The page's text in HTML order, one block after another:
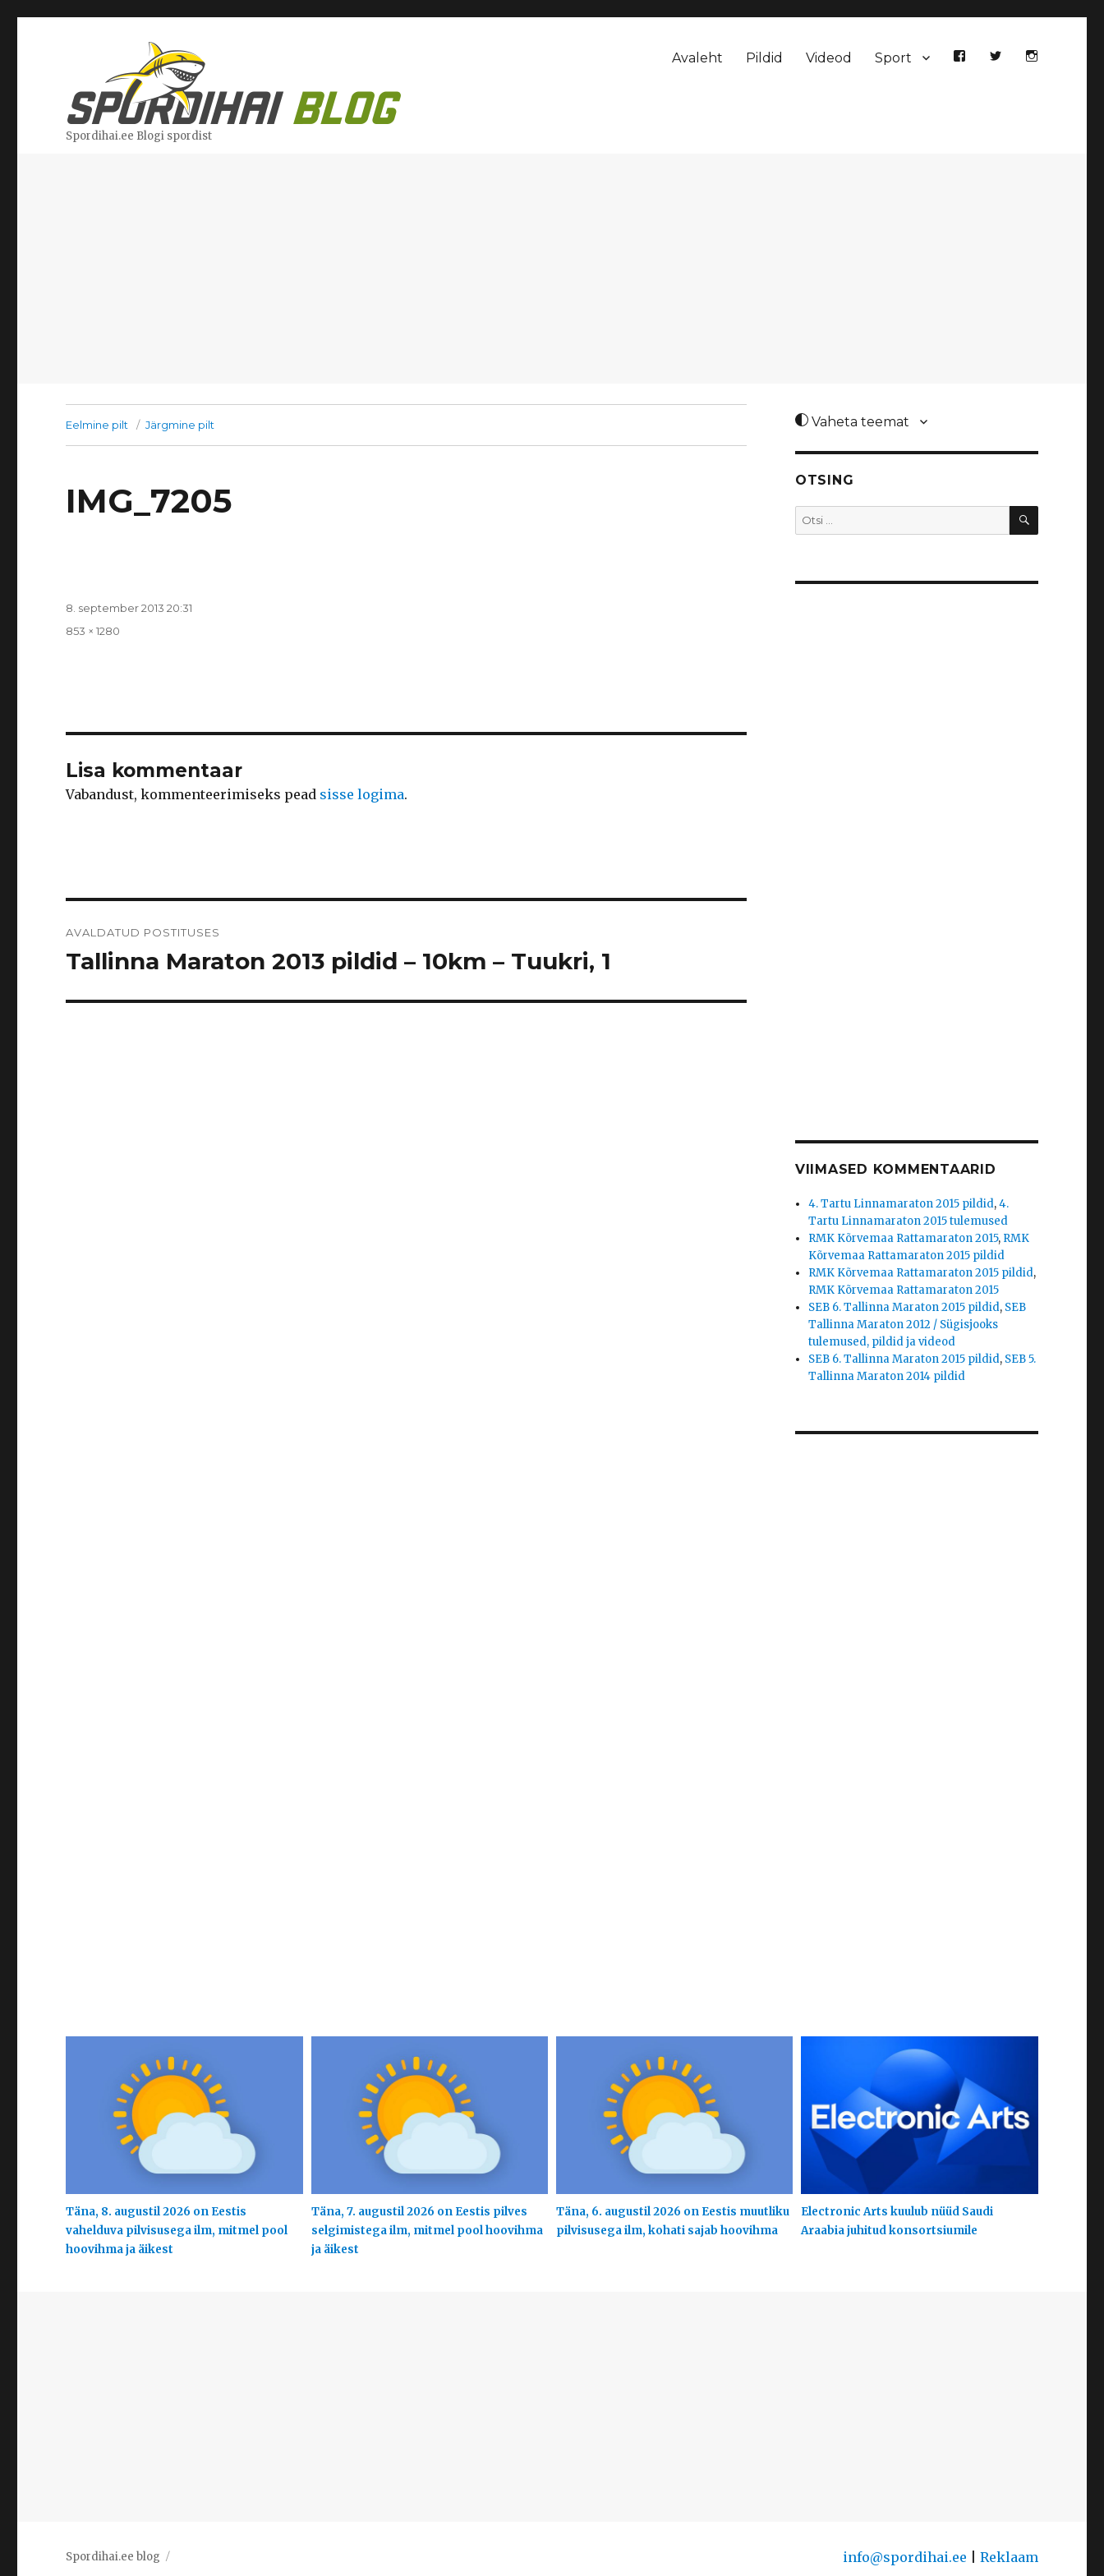
Spordihai.ee Blogi spordist
Avaleht Pildid Videod Sport
Eelmine pilt Järgmine pilt
IMG_7205
Postitatud
8. september 2013 20:31
Täissuurus
853 × 1280
Lisa kommentaar
Vabandust, kommenteerimiseks pead sisse logima.
AVALDATUD POSTITUSES
Tallinna Maraton 2013 pildid – 10km – Tuukri, 1
Vaheta teemat
OTSING
Otsi: OTSI
VIIMASED KOMMENTAARID
4. Tartu Linnamaraton 2015 pildid,4.
Tartu Linnamaraton 2015 tulemused
RMK Kõrvemaa Rattamaraton 2015, RMK
Kõrvemaa Rattamaraton 2015 pildid
RMK Kõrvemaa Rattamaraton 2015 pildid,
RMK Kõrvemaa Rattamaraton 2015
SEB 6. Tallinna Maraton 2015 pildid, SEB
Tallinna Maraton 2012 / Sügisjooks
tulemused, pildid ja videod
SEB 6. Tallinna Maraton 2015 pildid, SEB 5.
Tallinna Maraton 2014 pildid
Täna, 8. augustil 2026 on Eestis
vahelduva pilvisusega ilm, mitmel pool
hoovihma ja äikest
Täna, 7. augustil 2026 on Eestis pilves
selgimistega ilm, mitmel pool hoovihma
ja äikest
Täna, 6. augustil 2026 on Eestis muutliku
pilvisusega ilm, kohati sajab hoovihma
Electronic Arts kuulub nüüd Saudi
Araabia juhitud konsortsiumile
Spordihai.ee blog info@spordihai.ee Reklaam